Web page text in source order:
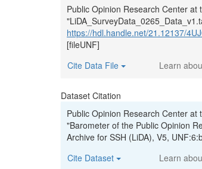
Public Opinion Research Center
https://hdl.handle.net/21.12137/
[fileUNF]
Cite Data File
Learn
Dataset Citation
Public Opinion Research Center
"Barometer of the Public Opinion
Archive for SSH (LiDA), V5,
Cite Dataset
Learn